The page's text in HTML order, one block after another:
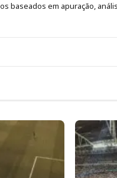
baseados em apuração,